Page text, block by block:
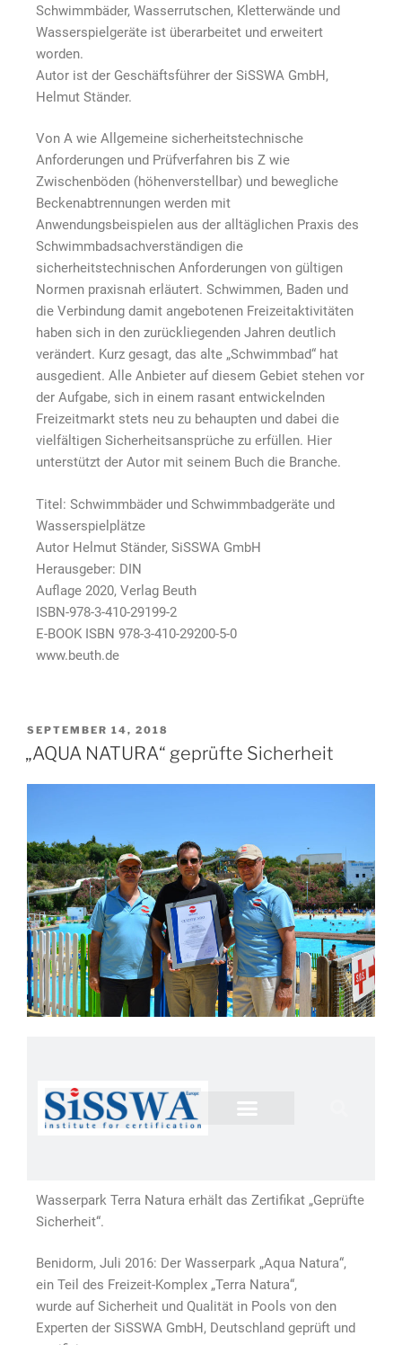
Schwimmbäder, Wasserrutschen, Kletterwände und
Wasserspielgeräte ist überarbeitet und erweitert
worden.
Autor ist der Geschäftsführer der SiSSWA GmbH,
Helmut Ständer.
Von A wie Allgemeine sicherheitstechnische
Anforderungen und Prüfverfahren bis Z wie
Zwischenböden (höhenverstellbar) und bewegliche
Beckenabtrennungen werden mit
Anwendungsbeispielen aus der alltäglichen Praxis des
Schwimmbadsachverständigen die
sicherheitstechnischen Anforderungen von gültigen
Normen praxisnah erläutert. Schwimmen, Baden und
die Verbindung damit angebotenen Freizeitaktivitäten
haben sich in den zurückliegenden Jahren deutlich
verändert. Kurz gesagt, das alte „Schwimmbad“ hat
ausgedient. Alle Anbieter auf diesem Gebiet stehen vor
der Aufgabe, sich in einem rasant entwickelnden
Freizeitmarkt stets neu zu behaupten und dabei die
vielfältigen Sicherheitsansprüche zu erfüllen. Hier
unterstützt der Autor mit seinem Buch die Branche.
Titel: Schwimmbäder und Schwimmbadgeräte und
Wasserspielplätze
Autor Helmut Ständer, SiSSWA GmbH
Herausgeber: DIN
Auflage 2020, Verlag Beuth
ISBN-978-3-410-29199-2
E-BOOK ISBN 978-3-410-29200-5-0
www.beuth.de
SEPTEMBER 14, 2018
„AQUA NATURA“ geprüfte Sicherheit
Wasserpark Terra Natura erhält das Zertifikat „Geprüfte
Sicherheit“.
Benidorm, Juli 2016: Der Wasserpark „Aqua Natura“,
ein Teil des Freizeit-Komplex „Terra Natura“,
wurde auf Sicherheit und Qualität in Pools von den
Experten der SiSSWA GmbH, Deutschland geprüft und